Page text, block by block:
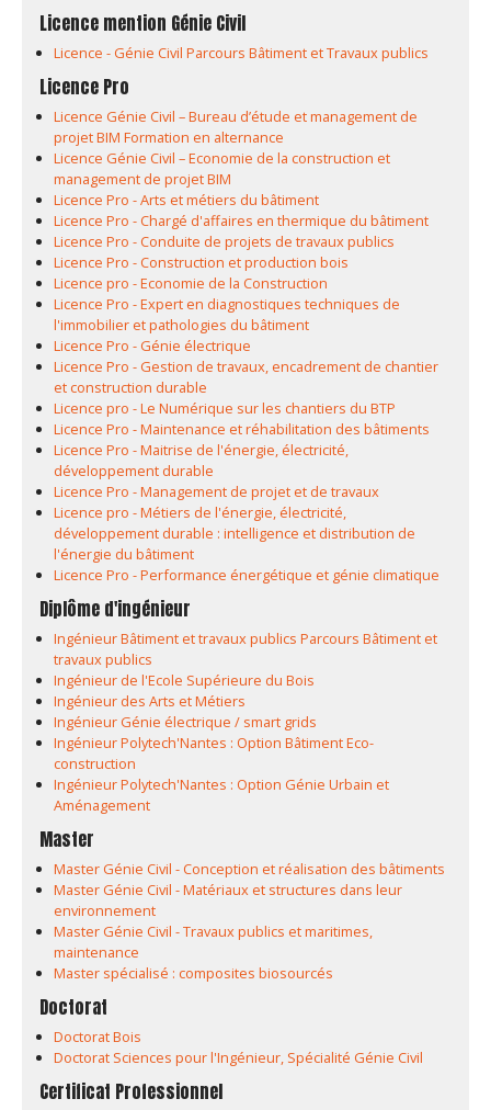
Licence mention Génie Civil
Licence - Génie Civil Parcours Bâtiment et Travaux publics
Licence Pro
Licence Génie Civil – Bureau d’étude et management de
projet BIM Formation en alternance
Licence Génie Civil – Economie de la construction et
management de projet BIM
Licence Pro - Arts et métiers du bâtiment
Licence Pro - Chargé d'affaires en thermique du bâtiment
Licence Pro - Conduite de projets de travaux publics
Licence Pro - Construction et production bois
Licence pro - Economie de la Construction
Licence Pro - Expert en diagnostiques techniques de
l'immobilier et pathologies du bâtiment
Licence Pro - Génie électrique
Licence Pro - Gestion de travaux, encadrement de chantier
et construction durable
Licence pro - Le Numérique sur les chantiers du BTP
Licence Pro - Maintenance et réhabilitation des bâtiments
Licence Pro - Maitrise de l'énergie, électricité,
développement durable
Licence Pro - Management de projet et de travaux
Licence pro - Métiers de l'énergie, électricité,
développement durable : intelligence et distribution de
l'énergie du bâtiment
Licence Pro - Performance énergétique et génie climatique
Diplôme d'ingénieur
Ingénieur Bâtiment et travaux publics Parcours Bâtiment et
travaux publics
Ingénieur de l'Ecole Supérieure du Bois
Ingénieur des Arts et Métiers
Ingénieur Génie électrique / smart grids
Ingénieur Polytech'Nantes : Option Bâtiment Eco-
construction
Ingénieur Polytech'Nantes : Option Génie Urbain et
Aménagement
Master
Master Génie Civil - Conception et réalisation des bâtiments
Master Génie Civil - Matériaux et structures dans leur
environnement
Master Génie Civil - Travaux publics et maritimes,
maintenance
Master spécialisé : composites biosourcés
Doctorat
Doctorat Bois
Doctorat Sciences pour l'Ingénieur, Spécialité Génie Civil
Certificat Professionnel